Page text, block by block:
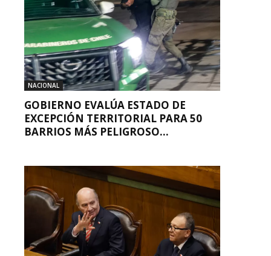
NACIONAL
GOBIERNO EVALÚA ESTADO DE
EXCEPCIÓN TERRITORIAL PARA 50
BARRIOS MÁS PELIGROSO...